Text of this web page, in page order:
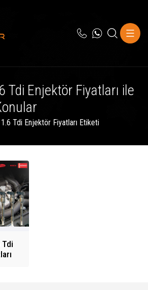
Tdi Enjektör Fiyatları ile
Tdi Enjektör Fiyatları Etiketi
Tdi